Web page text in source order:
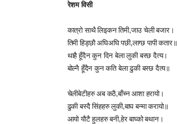
रेशम विसी
कात्रो साथै लिइकन तिमी,जाउ चेली बजार।
तिमी हिड्छाै अघिअघि पछी,लाग्छ पापी कतार॥
थाहै हूँदैन कुन दिन बेला लुकी बस्छ दैत्य।
बोल्नै हूँदैन कुन कति बेला ढुकी बस्छ दैत्य॥
चेलीबेटीहरु अब कठै,बाँच्न आशा हरायो।
ढुकी बस्दै सिंहहरु लुकी,बाघ बन्मा करायो॥
आयो याैटै हुलहरु बनी,हेर बाघ्को बथान।